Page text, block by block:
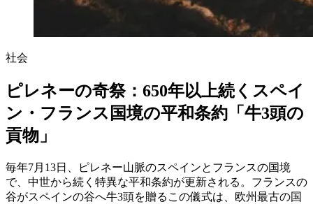
社会
ピレネーの奇祭：650年以上続くスペイ
ン・フランス国境の平和条約「牛3頭の
貢物」
毎年7月13日、ピレネー山脈のスペインとフランスの国境
で、中世から続く特異な平和条約が更新される。フランスの
谷がスペインの谷へ牛3頭を贈るこの儀式は、欧州最古の国